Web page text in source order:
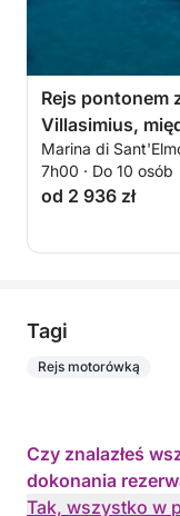
Rejs pontonem
Villasimius,
krystalicznie
Marina di
7h00 · Do 10 osób
od 2 936 zł
Tagi
Rejs motorówką
Czy znalazłeś
dokonania
Tak, wszystko w